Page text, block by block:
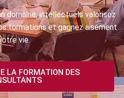
domaine, intellectuels valorisez
formations et gagnez aisément
vie.
LA FORMATION DES